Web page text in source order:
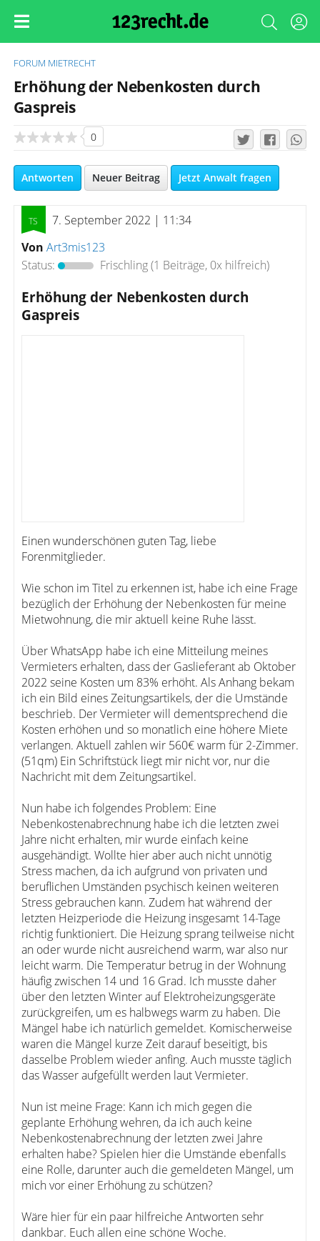
FORUM MIETRECHT
Erhöhung der Nebenkosten durch
Gaspreis
0
Antworten Neuer Beitrag Jetzt Anwalt fragen
7. September 2022 | 11:34
Von Art3mis123
Status:
Frischling(1 Beiträge, 0x hilfreich)
Erhöhung der Nebenkosten durch
Gaspreis
Einen wunderschönen guten Tag, liebe
Forenmitglieder.
Wie schon im Titel zu erkennen ist, habe ich eine Frage
bezüglich der Erhöhung der Nebenkosten für meine
Mietwohnung, die mir aktuell keine Ruhe lässt.
Über WhatsApp habe ich eine Mitteilung meines
Vermieters erhalten, dass der Gaslieferant ab Oktober
2022 seine Kosten um 83% erhöht. Als Anhang bekam
ich ein Bild eines Zeitungsartikels, der die Umstände
beschrieb. Der Vermieter will dementsprechend die
Kosten erhöhen und so monatlich eine höhere Miete
verlangen. Aktuell zahlen wir 560€ warm für 2-Zimmer.
(51qm) Ein Schriftstück liegt mir nicht vor, nur die
Nachricht mit dem Zeitungsartikel.
Nun habe ich folgendes Problem: Eine
Nebenkostenabrechnung habe ich die letzten zwei
Jahre nicht erhalten, mir wurde einfach keine
ausgehändigt. Wollte hier aber auch nicht unnötig
Stress machen, da ich aufgrund von privaten und
beruflichen Umständen psychisch keinen weiteren
Stress gebrauchen kann. Zudem hat während der
letzten Heizperiode die Heizung insgesamt 14-Tage
richtig funktioniert. Die Heizung sprang teilweise nicht
an oder wurde nicht ausreichend warm, war also nur
leicht warm. Die Temperatur betrug in der Wohnung
häufig zwischen 14 und 16 Grad. Ich musste daher
über den letzten Winter auf Elektroheizungsgeräte
zurückgreifen, um es halbwegs warm zu haben. Die
Mängel habe ich natürlich gemeldet. Komischerweise
waren die Mängel kurze Zeit darauf beseitigt, bis
dasselbe Problem wieder anfing. Auch musste täglich
das Wasser aufgefüllt werden laut Vermieter.
Nun ist meine Frage: Kann ich mich gegen die
geplante Erhöhung wehren, da ich auch keine
Nebenkostenabrechnung der letzten zwei Jahre
erhalten habe? Spielen hier die Umstände ebenfalls
eine Rolle, darunter auch die gemeldeten Mängel, um
mich vor einer Erhöhung zu schützen?
Wäre hier für ein paar hilfreiche Antworten sehr
dankbar. Euch allen eine schöne Woche.